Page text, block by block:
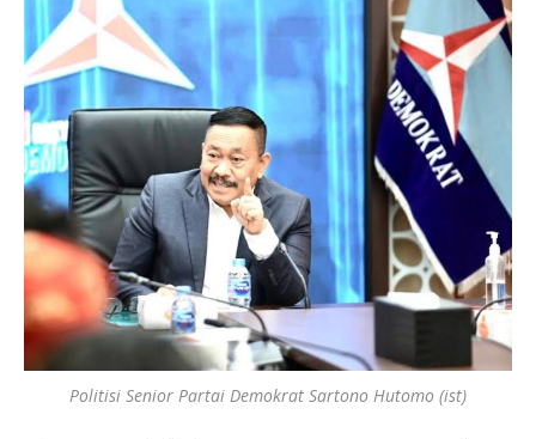
Politisi Senior Partai Demokrat Sartono Hutomo (ist)